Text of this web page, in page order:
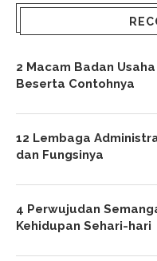
2 Macam Badan
Beserta Contohnya
12 Lembaga
dan Fungsinya
4 Perwujudan
Kehidupan Sehari-hari